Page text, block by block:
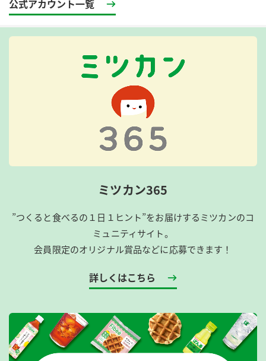
公式アカウント一覧
ミツカン365
”つくると食べるの１日１ヒント”をお届けするミツカンのコ
ミュニティサイト。
会員限定のオリジナル賞品などに応募できます！
詳しくはこちら